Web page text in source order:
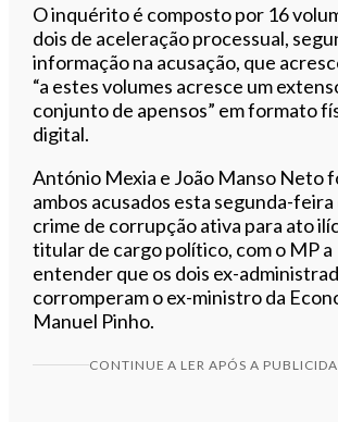
O inquérito é composto por 16
dois de aceleração processual,
informação na acusação, que
“a estes volumes acresce um
conjunto de apensos” em formato
digital.
António Mexia e João Manso Neto
ambos acusados esta segunda-feira
crime de corrupção ativa para ato
titular de cargo político, com o MP a
entender que os dois ex-
corromperam o ex-ministro da
Manuel Pinho.
CONTINUE A LER APÓS A